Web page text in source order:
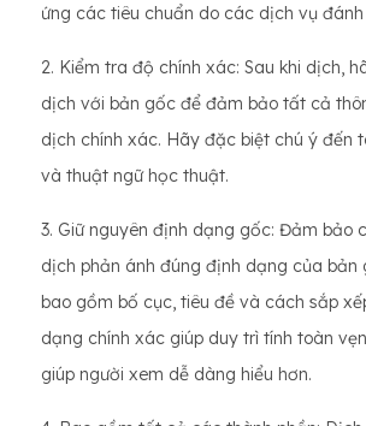
ứng các tiêu chuẩn do các dịch vụ
2. Kiểm tra độ chính xác: Sau khi dịch,
dịch với bản gốc để đảm bảo tất cả
dịch chính xác. Hãy đặc biệt chú ý đến
và thuật ngữ học thuật.
3. Giữ nguyên định dạng gốc: Đảm bảo
dịch phản ánh đúng định dạng của bản
bao gồm bố cục, tiêu đề và cách sắp
dạng chính xác giúp duy trì tính toàn
giúp người xem dễ dàng hiểu hơn.